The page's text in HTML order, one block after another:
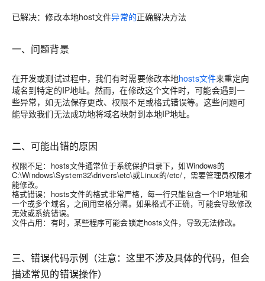
已解决：修改本地host文件异常的正确解决方法
一、问题背景
在开发或测试过程中，我们有时需要修改本地hosts文件来重定向
域名到特定的IP地址。然而，在修改这个文件时，可能会遇到一
些异常，如无法保存更改、权限不足或格式错误等。这些问题可
能导致我们无法成功地将域名映射到本地IP地址。
二、可能出错的原因
权限不足：hosts文件通常位于系统保护目录下，如Windows的
C:\Windows\System32\drivers\etc\或Linux的/etc/，需要管理员权限才
能修改。
格式错误：hosts文件的格式非常严格，每一行只能包含一个IP地址和
一个或多个域名，之间用空格分隔。如果格式不正确，可能会导致修改
无效或系统错误。
文件占用：有时，某些程序可能会锁定hosts文件，导致无法修改。
三、错误代码示例（注意：这里不涉及具体的代码，但会
描述常见的错误操作）